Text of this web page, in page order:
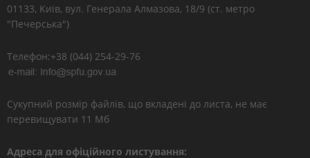
01133, Kиїв, вул. Генерала Алмазова, 18/9 (ст. метро
"Печерська")
Телефон:+38 (044) 254-29-76
Сукупний розмір файлів, що вкладені до листа, не має
перевищувати 11 Мб
Адреса для офіційного листування: